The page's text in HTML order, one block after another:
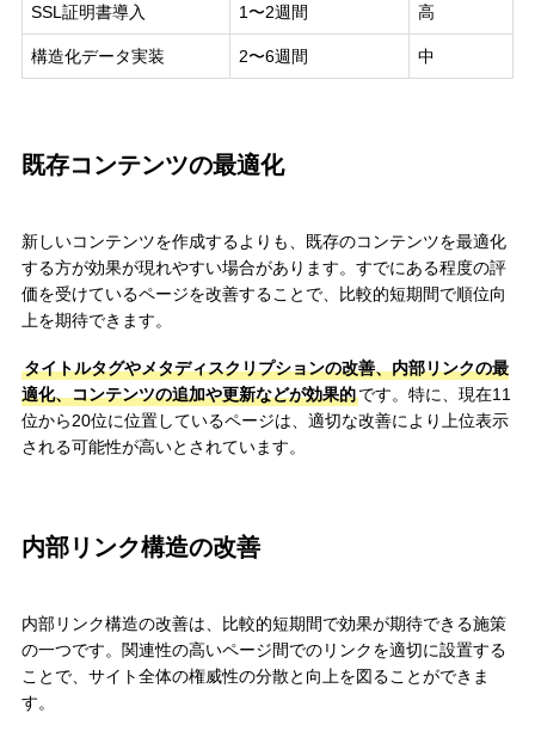
SSL証明書導入 1〜2週間 高
構造化データ実装 2〜6週間 中
既存コンテンツの最適化
新しいコンテンツを作成するよりも、既存のコンテンツを最適化
する方が効果が現れやすい場合があります。すでにある程度の評
価を受けているページを改善することで、比較的短期間で順位向
上を期待できます。
タイトルタグやメタディスクリプションの改善、内部リンクの最
適化、コンテンツの追加や更新などが効果的です。特に、現在11
位から20位に位置しているページは、適切な改善により上位表示
される可能性が高いとされています。
内部リンク構造の改善
内部リンク構造の改善は、比較的短期間で効果が期待できる施策
の一つです。関連性の高いページ間でのリンクを適切に設置する
ことで、サイト全体の権威性の分散と向上を図ることができま
す。